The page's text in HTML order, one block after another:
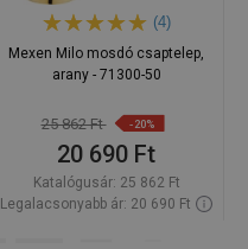
(4)
Mexen Milo mosdó csaptelep,
arany - 71300-50
25 862 Ft -20%
20 690 Ft
Katalógusár: 25 862 Ft
Legalacsonyabb ár: 20 690 Ft